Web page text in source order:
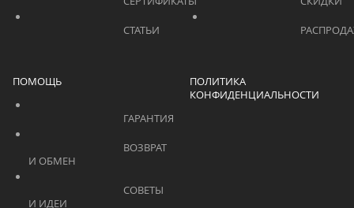
ПОМОЩЬ
ПОЛИТИКА
КОНФИДЕНЦИАЛЬНОСТИ